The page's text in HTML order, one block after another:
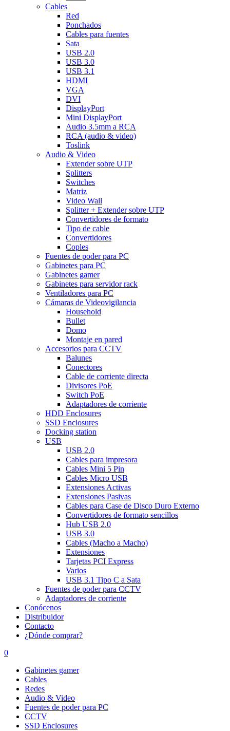
Cables
Red
Ponchados
Cables para fuentes
Sata
USB 2.0
USB 3.0
USB 3.1
HDMI
VGA
DVI
DisplayPort
Mini DisplayPort
Audio 3.5mm a RCA
RCA (audio & video)
Toslink
Audio & Video
Extender sobre UTP
Splitters
Switches
Matriz
Video Wall
Splitter + Extender sobre UTP
Convertidores de formato
Tipo de cable
Convertidores
Coples
Fuentes de poder para PC
Gabinetes para PC
Gabinetes gamer
Gabinetes para servidor rack
Ventiladores para PC
Cámaras de Videovigilancia
Household
Bullet
Domo
Montaje en pared
Accesorios para CCTV
Balunes
Conectores
Cable de corriente directa
Divisores PoE
Switch PoE
Adaptadores de corriente
HDD Enclosures
SSD Enclosures
Docking station
USB
USB 2.0
Cables para impresora
Cables Mini 5 Pin
Cables Micro USB
Extensiones Activas
Extensiones Pasivas
Cables para Case de Disco Duro Externo
Convertidores de formato sencillos
Hub USB 2.0
USB 3.0
Cables (Macho a Macho)
Extensiones
Tarjetas PCI Express
Varios
USB 3.1 Tipo C a Sata
Fuentes de poder para CCTV
Adaptadores de corriente
Conócenos
Distribuidor
Contacto
¿Dónde comprar?
0
Gabinetes gamer
Cables
Redes
Audio & Video
Fuentes de poder para PC
CCTV
SSD Enclosures